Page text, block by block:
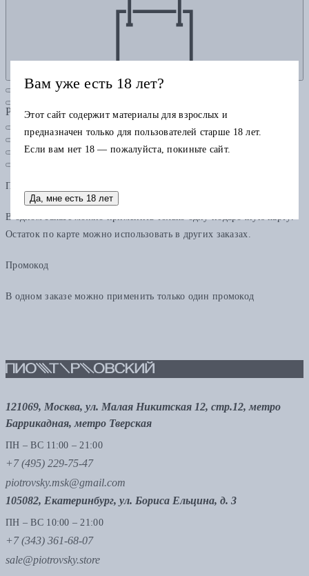
Рубрики
Подарочная карта
В одном заказе можно применить только одну подарочную карту.
Остаток по карте можно использовать в других заказах.
Промокод
В одном заказе можно применить только один промокод
121069, Москва, ул. Малая Никитская 12, стр.12, метро
Баррикадная, метро Тверская
ПН – ВС 11:00 – 21:00
+7 (495) 229-75-47
piotrovsky.msk@gmail.com
105082, Екатеринбург, ул. Бориса Ельцина, д. 3
ПН – ВС 10:00 – 21:00
+7 (343) 361-68-07
sale@piotrovsky.store
Вам уже есть 18 лет?
Этот сайт содержит материалы для взрослых и
предназначен только для пользователей старше 18 лет.
Если вам нет 18 — пожалуйста, покиньте сайт.
Да, мне есть 18 лет